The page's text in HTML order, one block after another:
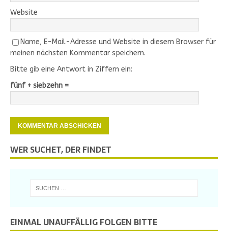
Website
Name, E-Mail-Adresse und Website in diesem Browser für
meinen nächsten Kommentar speichern.
Bitte gib eine Antwort in Ziffern ein:
fünf + siebzehn =
WER SUCHET, DER FINDET
EINMAL UNAUFFÄLLIG FOLGEN BITTE